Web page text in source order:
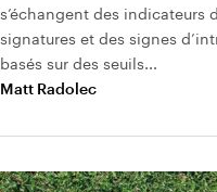
s’échangent des indicateurs
signatures et des signes
basés sur des seuils...
Matt Radolec